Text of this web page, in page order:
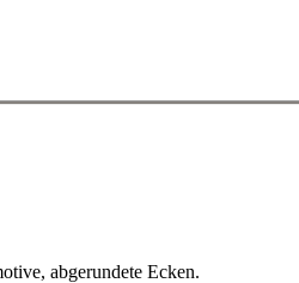
abgerundete Ecken.